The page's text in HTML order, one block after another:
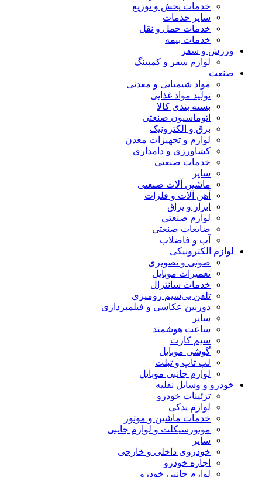
خدمات پخش و توزیع
سایر خدمات
خدمات حمل و نقل
خدمات بیمه
ورزش و سفر
لوازم سفر و کمپینگ
صنعت
مواد شیمیایی و معدنی
تولید مواد غذایی
بسته بندی کالا
اتوماسیون صنعتی
برق و الکترونیک
لوازم و تجهیزات معدن
کشاورزی و دامداری
خدمات صنعتی
سایر
ماشین آلات صنعتی
آهن آلات و فلزات
ابزار و یراق
لوازم صنعتی
ضایعات صنعتی
آب و فاضلاب
لوازم الکترونیکی
صوتی و تصویری
تعمیرات موبایل
خدمات سانترال
تلفن بی‌سیم رومیزی
دوربین عکاسی و فیلمبرداری
سایر
ساعت هوشمند
سیم کارت
گوشی موبایل
لپ تاپ و تبلت
لوازم جانبی موبایل
خودرو و وسایل نقلیه
تزئینات خودرو
لوازم یدکی
خدمات ماشین و موتور
موتورسیکلت و لوازم جانبی
سایر
خودروی داخلی و خارجی
اجاره خودرو
لوازم جانبی خودرو